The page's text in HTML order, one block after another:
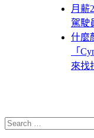
月薪
駕駛
什麼
「
來找
Search
for: